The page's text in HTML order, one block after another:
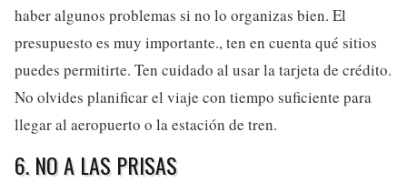
haber algunos problemas si no lo organizas bien. El
presupuesto es muy importante., ten en cuenta qué sitios
puedes permitirte. Ten cuidado al usar la tarjeta de crédito.
No olvides planificar el viaje con tiempo suficiente para
llegar al aeropuerto o la estación de tren.
6. NO A LAS PRISAS